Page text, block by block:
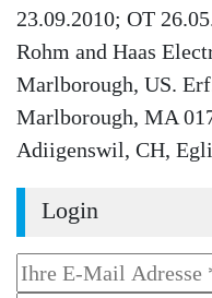
23.09.2010; OT
Rohm and Haas
Marlborough, US.
Marlborough, MA
Adiigenswil, CH,
Login